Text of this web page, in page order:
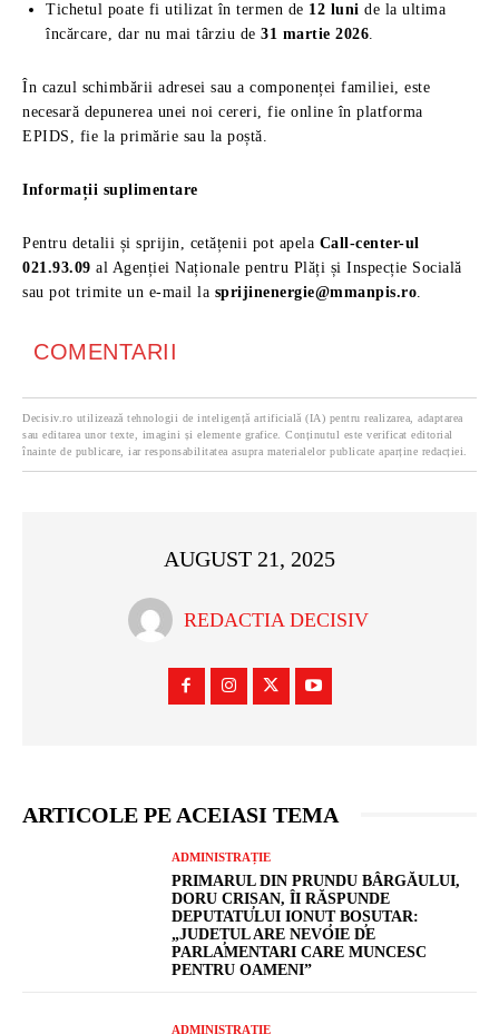
Tichetul poate fi utilizat în termen de 12 luni de la ultima
încărcare, dar nu mai târziu de 31 martie 2026.
În cazul schimbării adresei sau a componenței familiei, este
necesară depunerea unei noi cereri, fie online în platforma
EPIDS, fie la primărie sau la poștă.
Informații suplimentare
Pentru detalii și sprijin, cetățenii pot apela Call-center-ul
021.93.09 al Agenției Naționale pentru Plăți și Inspecție Socială
sau pot trimite un e-mail la sprijinenergie@mmanpis.ro.
COMENTARII
Decisiv.ro utilizează tehnologii de inteligență artificială (IA) pentru realizarea, adaptarea
sau editarea unor texte, imagini și elemente grafice. Conținutul este verificat editorial
înainte de publicare, iar responsabilitatea asupra materialelor publicate aparține redacției.
AUGUST 21, 2025
REDACTIA DECISIV
ARTICOLE PE ACEIASI TEMA
ADMINISTRAȚIE
PRIMARUL DIN PRUNDU BÂRGĂULUI,
DORU CRIȘAN, ÎI RĂSPUNDE
DEPUTATULUI IONUȚ BOȘUTAR:
„JUDEȚUL ARE NEVOIE DE
PARLAMENTARI CARE MUNCESC
PENTRU OAMENI”
ADMINISTRAȚIE